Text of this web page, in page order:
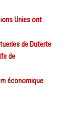
Unies ont
de Duterte
de
économique